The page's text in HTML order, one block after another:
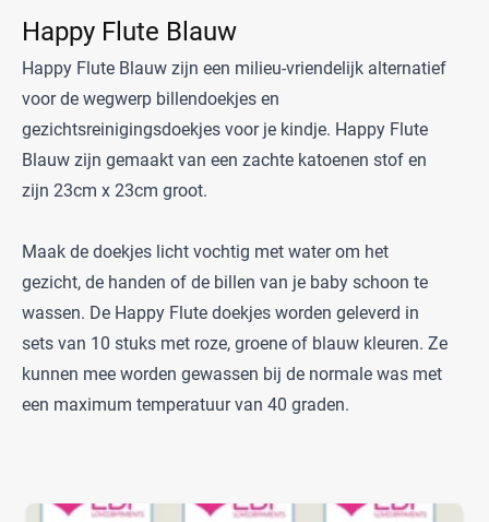
Happy Flute Blauw
Happy Flute Blauw zijn een milieu-vriendelijk alternatief
voor de wegwerp billendoekjes en
gezichtsreinigingsdoekjes voor je kindje. Happy Flute
Blauw zijn gemaakt van een zachte katoenen stof en
zijn 23cm x 23cm groot.
Maak de doekjes licht vochtig met water om het
gezicht, de handen of de billen van je baby schoon te
wassen. De Happy Flute doekjes worden geleverd in
sets van 10 stuks met roze, groene of blauw kleuren. Ze
kunnen mee worden gewassen bij de normale was met
een maximum temperatuur van 40 graden.